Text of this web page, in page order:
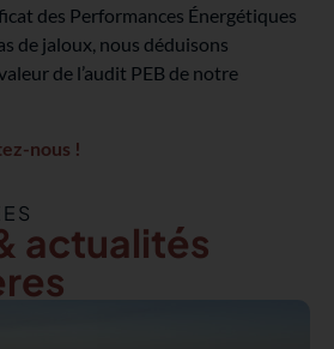
des Performances Énergétiques
de jaloux, nous déduisons
de l’audit PEB de notre
nous !
actualités